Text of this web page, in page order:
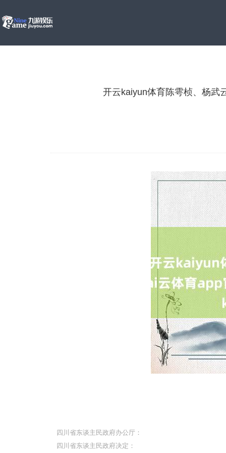
开云kaiyun体育陈雩桢、杨武
四川省东谈主民政府办公厅：
四川省东谈主民政府决定：